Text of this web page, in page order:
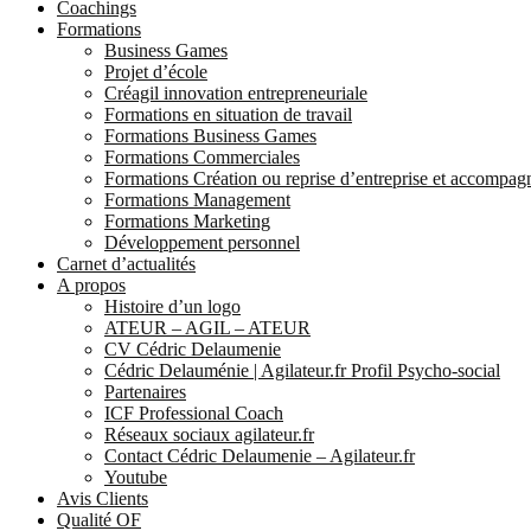
Coachings
Formations
Business Games
Projet d’école
Créagil innovation entrepreneuriale
Formations en situation de travail
Formations Business Games
Formations Commerciales
Formations Création ou reprise d’entreprise et
Formations Management
Formations Marketing
Développement personnel
Carnet d’actualités
A propos
Histoire d’un logo
ATEUR – AGIL – ATEUR
CV Cédric Delaumenie
Cédric Delauménie | Agilateur.fr Profil Psycho-social
Partenaires
ICF Professional Coach
Réseaux sociaux agilateur.fr
Contact Cédric Delaumenie – Agilateur.fr
Youtube
Avis Clients
Qualité OF